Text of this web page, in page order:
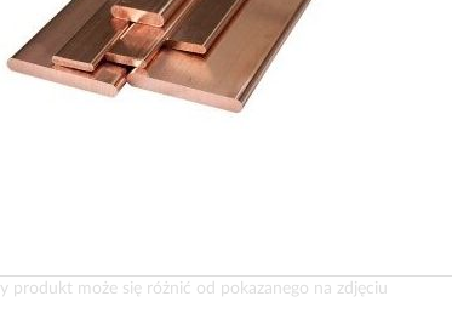
produkt może się różnić od pokazanego na zdjęciu